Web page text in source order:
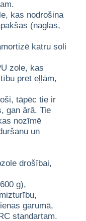
kas nodrošina
(naglas,
katru soli
zole, kas
pret eļļām,
tāpēc tie ir
gan ārā. Tie
nozīmē
un
drošībai,
g),
garumā,
standartam.